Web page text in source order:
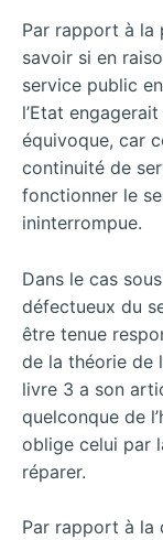
Par rapport à la
savoir si en
service public
l’Etat
équivoque, car
continuité de
fonctionner le
ininterrompue.
Dans le cas
défectueux du
être tenue
de la théorie de
livre 3 a son
quelconque de
oblige celui par
réparer.
Par rapport à la